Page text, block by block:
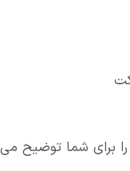
برای شما توضیح